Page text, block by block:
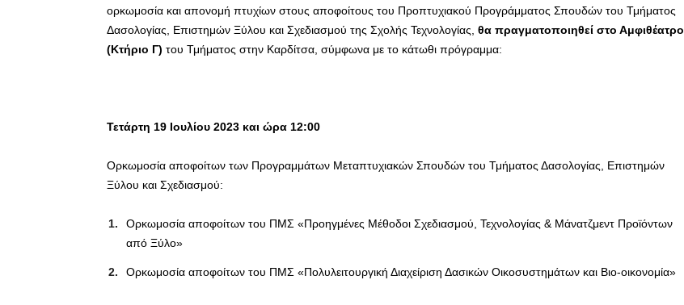
ορκωμοσία και απονομή πτυχίων στους αποφοίτους του Προπτυχιακού Προγράμματος Σπουδών του Τμήματος
Δασολογίας, Επιστημών Ξύλου και Σχεδιασμού της Σχολής Τεχνολογίας, θα πραγματοποιηθεί στο Αμφιθέατρο
(Κτήριο Γ) του Τμήματος στην Καρδίτσα, σύμφωνα με το κάτωθι πρόγραμμα:
Τετάρτη 19 Ιουλίου 2023 και ώρα 12:00
Ορκωμοσία αποφοίτων των Προγραμμάτων Μεταπτυχιακών Σπουδών του Τμήματος Δασολογίας, Επιστημών
Ξύλου και Σχεδιασμού:
Ορκωμοσία αποφοίτων του ΠΜΣ «Προηγμένες Μέθοδοι Σχεδιασμού, Τεχνολογίας & Μάνατζμεντ Προϊόντων
από Ξύλο»
Ορκωμοσία αποφοίτων του ΠΜΣ «Πολυλειτουργική Διαχείριση Δασικών Οικοσυστημάτων και Βιο-οικονομία»